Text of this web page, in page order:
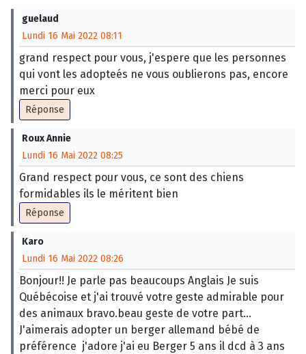
guelaud
Lundi 16 Mai 2022 08:11
grand respect pour vous, j'espere que les personnes
qui vont les adopteés ne vous oublierons pas, encore
merci pour eux
Réponse
Roux Annie
Lundi 16 Mai 2022 08:25
Grand respect pour vous, ce sont des chiens
formidables ils le méritent bien
Réponse
Karo
Lundi 16 Mai 2022 08:26
Bonjour!! Je parle pas beaucoups Anglais Je suis
Québécoise et j'ai trouvé votre geste admirable pour
des animaux bravo.beau geste de votre part...
J'aimerais adopter un berger allemand bébé de
préférence j'adore j'ai eu Berger 5 ans il dcd à 3 ans